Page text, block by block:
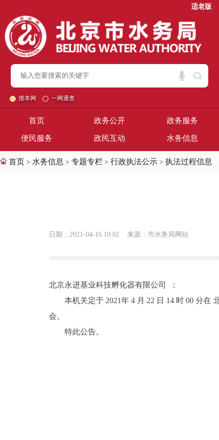
适老版
搜本网 一网通查
首页 政务公开 政务服务
便民服务 政民互动 水务信息
首页 > 水务信息 > 专题专栏 > 行政执法公示 > 执法过程信息
日期：2021-04-16 10:02 来源：市水务局网站
北京永进基业科技孵化器有限公司 ：
本机关定于 2021年 4 月 22 日 14 时 00 分在
会。
特此公告。